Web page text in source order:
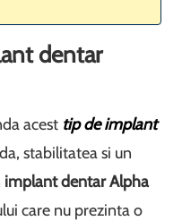
dentar
acest tip de implant
stabilitatea si un
implant dentar Alpha
care nu prezinta o